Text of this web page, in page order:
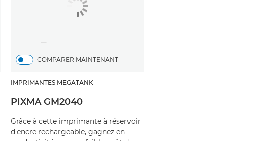
COMPARER MAINTENANT
IMPRIMANTES MEGATANK
PIXMA GM2040
Grâce à cette imprimante à réservoir
d'encre rechargeable, gagnez en